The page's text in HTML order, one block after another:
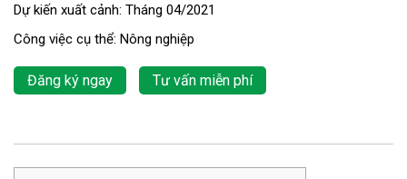
Dự kiến xuất cảnh: Tháng 04/2021
Công việc cụ thể: Nông nghiệp
Đăng ký ngay Tư vấn miễn phí